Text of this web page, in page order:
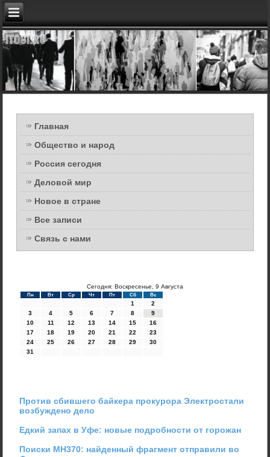
Главная
Общество и народ
Россия сегодня
Деловой мир
Новое в стране
Все записи
Связь с нами
Сегодня: Воскресенье, 9 Августа
Пн Вт Ср Чт Пт Сб Вс
1
2
3
4 5 6 7 8
9
10
11 12 13 14 15
16
17
18 19 20 21 22
23
24
25 26 27 28 29
30
31
Против сбившего байкера прокурора Электростали
возбуждено дело
Едкий запах в Уфе: новые подробности от горожан
Поиски MH370: найденный фрагмент отправили во